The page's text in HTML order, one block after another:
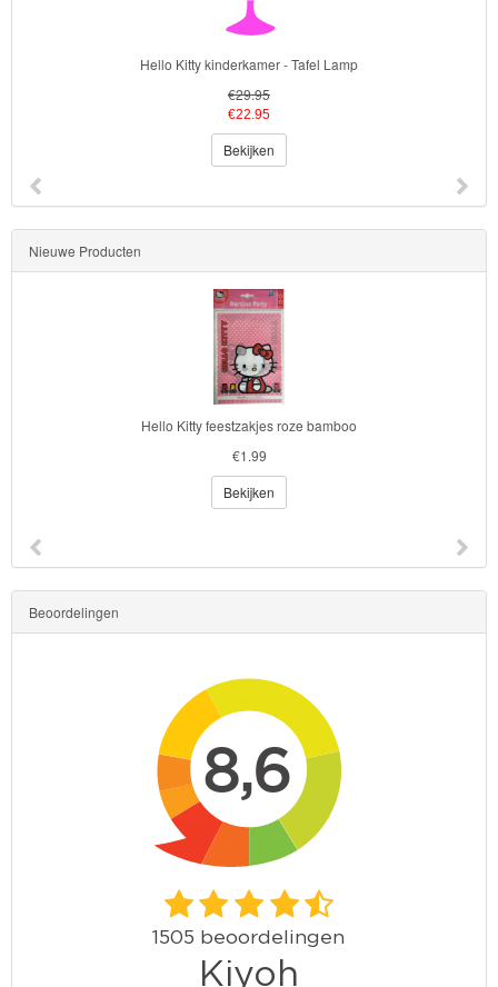
Hello Kitty kinderkamer - lampekap
€12.95
€9.95
Bekijken
Nieuwe Producten
Hello Kitty feestzakjes roze bamboo
€1.99
Bekijken
Beoordelingen